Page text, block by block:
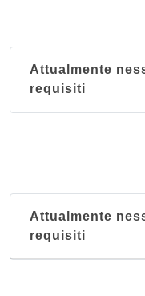
Attualmente
requisiti
Attualmente
requisiti